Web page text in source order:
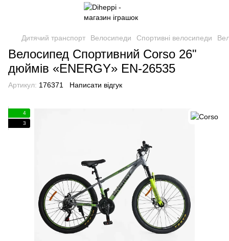
Дитячий транспорт Велосипеди Спортивні велосипеди
Велосипед Спортивний Corso 26"
дюймів «ENERGY» EN-26535
Артикул: 176371 Написати відгук
4
3